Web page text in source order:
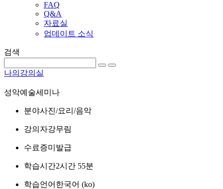
FAQ
Q&A
자료실
업데이트 소식
검색
나의강의실
성악예술세미나
분야사진/요리/음악
강의자강무림
수료증미발급
학습시간2시간 55분
학습언어 한국어 ‎(ko)‎